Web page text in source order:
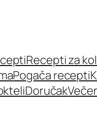
Recepti za
Pogača recepti
Doručak